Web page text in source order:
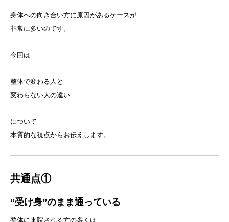
身体への向き合い方に原因があるケースが
非常に多いのです。
今回は
整体で変わる人と
変わらない人の違い
について
本質的な視点からお伝えします。
共通点①
“受け身”のまま通っている
整体に来院される方の多くは